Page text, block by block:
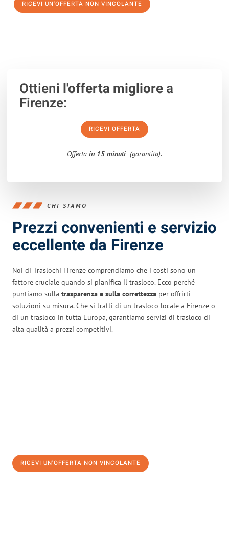
RICEVI UN'OFFERTA NON VINCOLANTE
Ottieni l'offerta migliorea
Firenze:
RICEVI OFFERTA
Offerta in 15 minuti (garantita).
CHI SIAMO
Prezzi convenienti e servizio
eccellente da Firenze
Noi di Traslochi Firenze comprendiamo che i costi sono un
fattore cruciale quando si pianifica il trasloco. Ecco perché
puntiamo sulla trasparenza e sulla correttezza per offrirti
soluzioni su misura. Che si tratti di un trasloco locale a Firenze o
di un trasloco in tutta Europa, garantiamo servizi di trasloco di
alta qualità a prezzi competitivi.
RICEVI UN'OFFERTA NON VINCOLANTE